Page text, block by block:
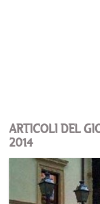
ARTICOLI DEL
2014